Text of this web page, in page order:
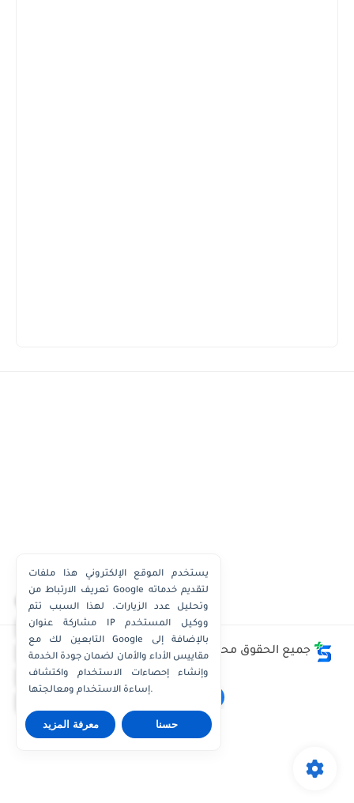
واتساب الكويت
واتساب قطر
واتساب عُمان
جميع الحقوق محفوظة ©
وظائف الكويت توداي - Kuwait
Jobs Today
يستخدم الموقع الإلكتروني هذا ملفات
تعريف الارتباط من Google لتقديم خدماته
وتحليل عدد الزيارات. لهذا السبب تتم
مشاركة عنوان IP ووكيل المستخدم
التابعين لك مع Google بالإضافة إلى
مقاييس الأداء والأمان لضمان جودة الخدمة
وإنشاء إحصاءات الاستخدام واكتشاف
إساءة الاستخدام ومعالجتها.
معرفة المزيد حسنا